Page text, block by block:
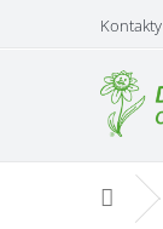
obsah
Kontakty
Domů